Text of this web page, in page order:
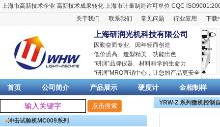
上海市高新技术企业 高新技术成果转化 上海市计量制造许可单位 CQC
关于我们
联系我们 常见问题 行业应用 下载
上海研润光机科技有限公司
因勤奋而专业, 因年轻而创造
低价质高, 造型精美 , 功能出色
“研润”品牌仪器, 材料科学的生命力
“研润”MRO直销中心，让您的产品更安全
首页 公司简介 产品展示 硬度计 金相制样
冲击试验机MC009系列
YRW-Z 系列微机控制